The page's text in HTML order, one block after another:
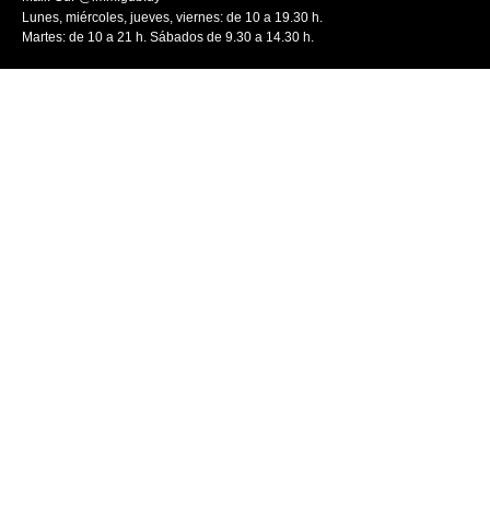
Lunes, miércoles, jueves, viernes: de 10 a 19.30 h.
Martes: de 10 a 21 h. Sábados de 9.30 a 14.30 h.